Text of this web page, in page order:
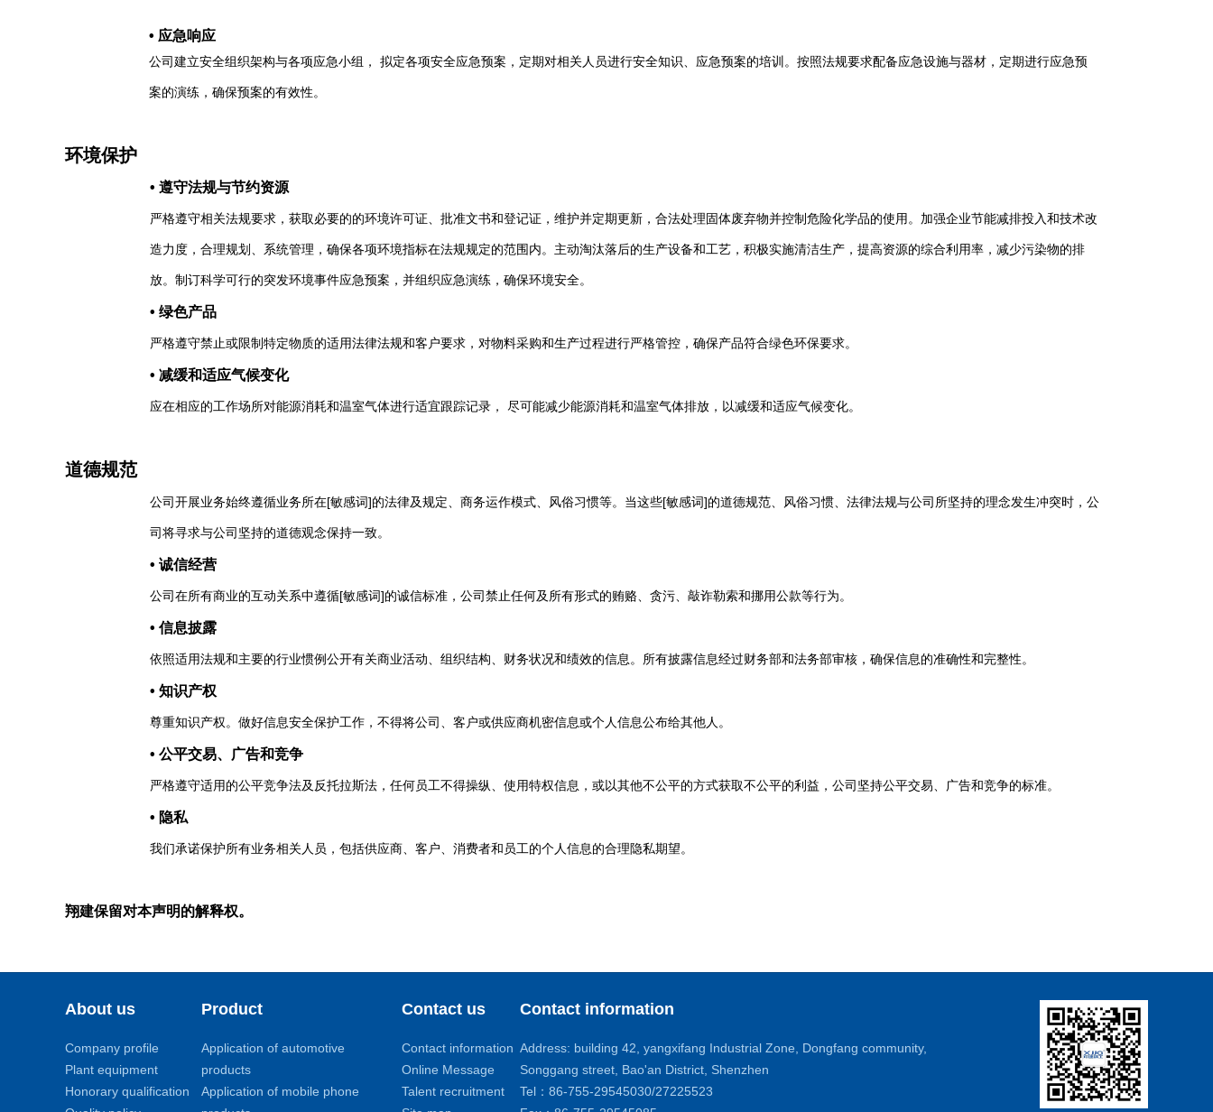
• 应急响应
公司建立安全组织架构与各项应急小组， 拟定各项安全应急预案，定期对相关人员进行安全知识、应急预案的培训。按照法规要求配备应急设施与器材，定期进行应急预
案的演练，确保预案的有效性。
环境保护
• 遵守法规与节约资源
严格遵守相关法规要求，获取必要的的环境许可证、批准文书和登记证，维护并定期更新，合法处理固体废弃物并控制危险化学品的使用。加强企业节能减排投入和技术改
造力度，合理规划、系统管理，确保各项环境指标在法规规定的范围内。主动淘汰落后的生产设备和工艺，积极实施清洁生产，提高资源的综合利用率，减少污染物的排
放。制订科学可行的突发环境事件应急预案，并组织应急演练，确保环境安全。
• 绿色产品
严格遵守禁止或限制特定物质的适用法律法规和客户要求，对物料采购和生产过程进行严格管控，确保产品符合绿色环保要求。
• 减缓和适应气候变化
应在相应的工作场所对能源消耗和温室气体进行适宜跟踪记录， 尽可能减少能源消耗和温室气体排放，以减缓和适应气候变化。
道德规范
公司开展业务始终遵循业务所在[敏感词]的法律及规定、商务运作模式、风俗习惯等。当这些[敏感词]的道德规范、风俗习惯、法律法规与公司所坚持的理念发生冲突时，公
司将寻求与公司坚持的道德观念保持一致。
• 诚信经营
公司在所有商业的互动关系中遵循[敏感词]的诚信标准，公司禁止任何及所有形式的贿赂、贪污、敲诈勒索和挪用公款等行为。
• 信息披露
依照适用法规和主要的行业惯例公开有关商业活动、组织结构、财务状况和绩效的信息。所有披露信息经过财务部和法务部审核，确保信息的准确性和完整性。
• 知识产权
尊重知识产权。做好信息安全保护工作，不得将公司、客户或供应商机密信息或个人信息公布给其他人。
• 公平交易、广告和竞争
严格遵守适用的公平竞争法及反托拉斯法，任何员工不得操纵、使用特权信息，或以其他不公平的方式获取不公平的利益，公司坚持公平交易、广告和竞争的标准。
• 隐私
我们承诺保护所有业务相关人员，包括供应商、客户、消费者和员工的个人信息的合理隐私期望。
翔建保留对本声明的解释权。
About us
Company profile
Plant equipment
Honorary qualification
Product
Application of automotive
products
Application of mobile phone
Contact us
Contact information
Online Message
Talent recruitment
Contact information
Address: building 42, yangxifang Industrial Zone, Dongfang community,
Songgang street, Bao'an District, Shenzhen
Tel：86-755-29545030/27225523